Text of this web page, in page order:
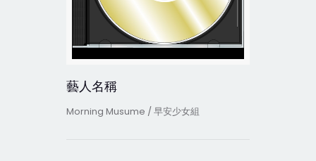
藝人名稱
Morning Musume / 早安少女組